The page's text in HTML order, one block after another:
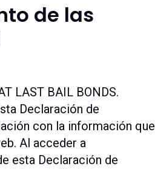
de las
LAST BAIL BONDS.
Declaración de
con la información que
Al acceder a
esta Declaración de